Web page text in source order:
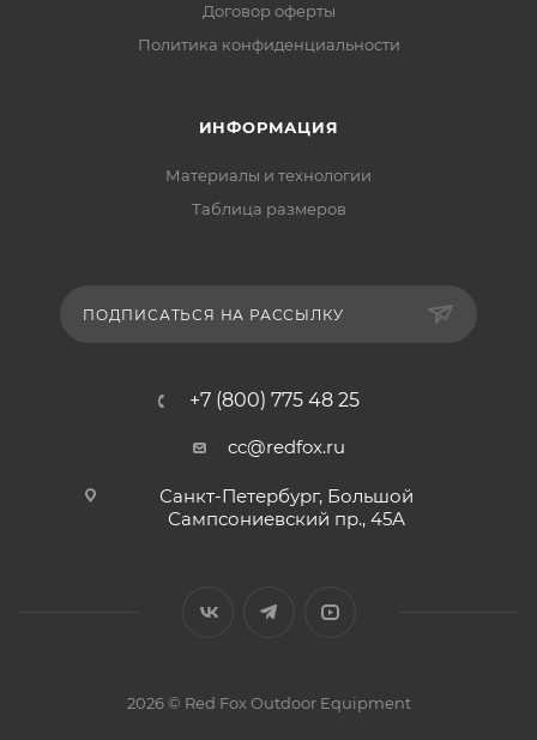
Договор оферты
Политика конфиденциальности
ИНФОРМАЦИЯ
Материалы и технологии
Таблица размеров
ПОДПИСАТЬСЯ НА РАССЫЛКУ
+7 (800) 775 48 25
cc@redfox.ru
Санкт-Петербург, Большой
Сампсониевский пр., 45А
2026 © Red Fox Outdoor Equipment